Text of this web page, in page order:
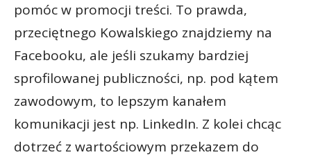
pomóc w promocji treści. To prawda,
przeciętnego Kowalskiego znajdziemy na
Facebooku, ale jeśli szukamy bardziej
sprofilowanej publiczności, np. pod kątem
zawodowym, to lepszym kanałem
komunikacji jest np. LinkedIn. Z kolei chcąc
dotrzeć z wartościowym przekazem do